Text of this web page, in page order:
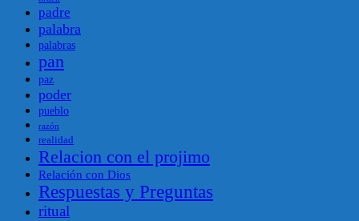
padre
palabra
palabras
pan
paz
poder
pueblo
razón
realidad
Relacion con el projimo
Relación con Dios
Respuestas y Preguntas
ritual